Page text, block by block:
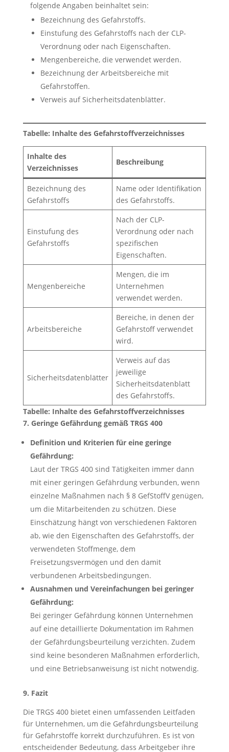
folgende Angaben beinhaltet sein:
Bezeichnung des Gefahrstoffs.
Einstufung des Gefahrstoffs nach der CLP-
Verordnung oder nach Eigenschaften.
Mengenbereiche, die verwendet werden.
Bezeichnung der Arbeitsbereiche mit
Gefahrstoffen.
Verweis auf Sicherheitsdatenblätter.
Tabelle: Inhalte des Gefahrstoffverzeichnisses
Inhalte des
Verzeichnisses
Beschreibung
Bezeichnung des
Gefahrstoffs
Name oder Identifikation
des Gefahrstoffs.
Einstufung des
Gefahrstoffs
Nach der CLP-
Verordnung oder nach
spezifischen
Eigenschaften.
Mengenbereiche
Mengen, die im
Unternehmen
verwendet werden.
Arbeitsbereiche
Bereiche, in denen der
Gefahrstoff verwendet
wird.
Sicherheitsdatenblätter
Verweis auf das
jeweilige
Sicherheitsdatenblatt
des Gefahrstoffs.
Tabelle: Inhalte des Gefahrstoffverzeichnisses
7. Geringe Gefährdung gemäß TRGS 400
Definition und Kriterien für eine geringe
Gefährdung:
Laut der TRGS 400 sind Tätigkeiten immer dann
mit einer geringen Gefährdung verbunden, wenn
einzelne Maßnahmen nach § 8 GefStoffV genügen,
um die Mitarbeitenden zu schützen. Diese
Einschätzung hängt von verschiedenen Faktoren
ab, wie den Eigenschaften des Gefahrstoffs, der
verwendeten Stoffmenge, dem
Freisetzungsvermögen und den damit
verbundenen Arbeitsbedingungen.
Ausnahmen und Vereinfachungen bei geringer
Gefährdung:
Bei geringer Gefährdung können Unternehmen
auf eine detaillierte Dokumentation im Rahmen
der Gefährdungsbeurteilung verzichten. Zudem
sind keine besonderen Maßnahmen erforderlich,
und eine Betriebsanweisung ist nicht notwendig.
9. Fazit
Die TRGS 400 bietet einen umfassenden Leitfaden
für Unternehmen, um die Gefährdungsbeurteilung
für Gefahrstoffe korrekt durchzuführen. Es ist von
entscheidender Bedeutung, dass Arbeitgeber ihre